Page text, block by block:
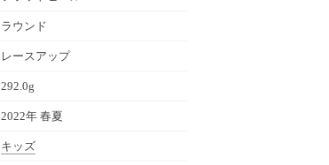
ラウンド
レースアップ
292.0g
2022年 春夏
キッズ